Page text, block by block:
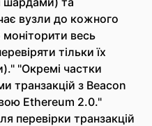
вузли до кожного
весь
тільки їх
"Окремі частки
транзакцій з Beacon
Ethereum 2.0."
перевірки транзакцій